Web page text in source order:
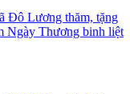
Đô Lương thăm, tặng
Ngày Thương binh liệt